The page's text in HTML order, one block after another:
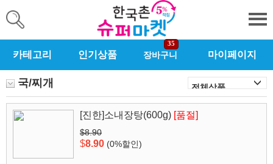
카테고리 인기상품 장바구니
35
마이페이지
국/찌개
[진한]소내장탕(600g) [품절]
$8.90
$8.90 (0%할인)